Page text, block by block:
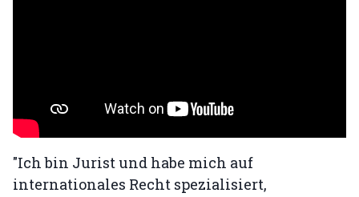
"Ich bin Jurist und habe mich auf
internationales Recht spezialisiert,